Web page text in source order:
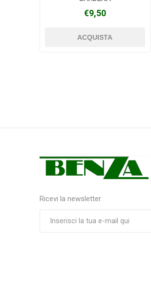
€9,50
Ricevi la newsletter